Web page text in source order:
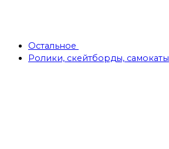
Остальное
Ролики, скейтборды, самокаты